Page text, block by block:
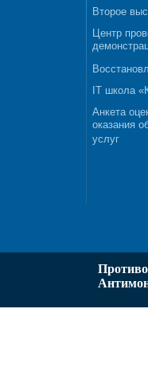
Второе
Центр
IT школа
Анкета
оказания
услуг